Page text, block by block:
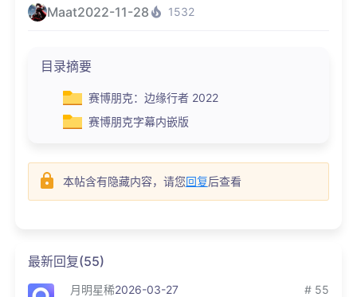
Maat2022-11-28 1532
目录摘要
赛博朋克：边缘行者 2022
赛博朋克字幕内嵌版
本帖含有隐藏内容，请您回复后查看
最新回复(55)
月明星稀2026-03-27
# 55